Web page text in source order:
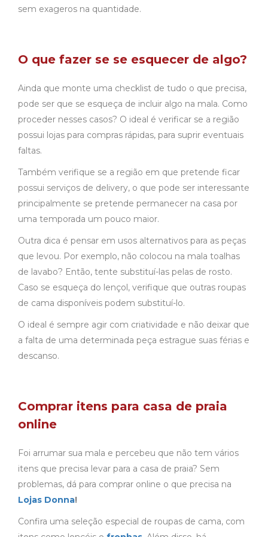
sem exageros na quantidade.
O que fazer se se esquecer de algo?
Ainda que monte uma checklist de tudo o que precisa,
pode ser que se esqueça de incluir algo na mala. Como
proceder nesses casos? O ideal é verificar se a região
possui lojas para compras rápidas, para suprir eventuais
faltas.
Também verifique se a região em que pretende ficar
possui serviços de delivery, o que pode ser interessante
principalmente se pretende permanecer na casa por
uma temporada um pouco maior.
Outra dica é pensar em usos alternativos para as peças
que levou. Por exemplo, não colocou na mala toalhas
de lavabo? Então, tente substituí-las pelas de rosto.
Caso se esqueça do lençol, verifique que outras roupas
de cama disponíveis podem substituí-lo.
O ideal é sempre agir com criatividade e não deixar que
a falta de uma determinada peça estrague suas férias e
descanso.
Comprar itens para casa de praia
online
Foi arrumar sua mala e percebeu que não tem vários
itens que precisa levar para a casa de praia? Sem
problemas, dá para comprar online o que precisa na
Lojas Donna!
Confira uma seleção especial de roupas de cama, com